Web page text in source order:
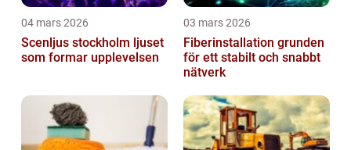
04 mars 2026
Scenljus stockholm ljuset
som formar upplevelsen
03 mars 2026
Fiberinstallation grunden
för ett stabilt och snabbt
nätverk